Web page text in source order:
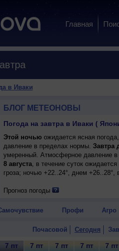
Главная
в Иваки
БЛОГ МЕТЕОНОВЫ
Погода на завтра в Иваки (
Этой ночьюожидается ясная
давление в пределах нормы. Завтра
умеренный. Атмосферное давление
8 августа, в течение суток
гроза; ночью +22..24°, днем
Прогноз погоды
Профи Агро
Почасовой Сегодня
7 пт 7 пт 7 пт 7 пт 7 пт